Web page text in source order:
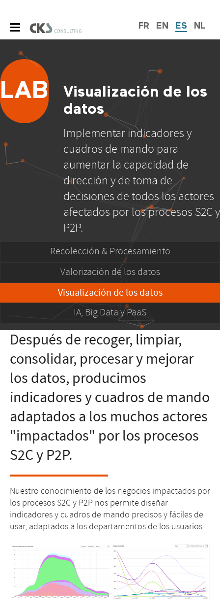
FR EN ES NL
LAB
Visualización de los
datos
Implementar indicadores y
cuadros de mando para
aumentar la capacidad de
dirección y de toma de
decisiones de todos los actores
afectados por los procesos S2C y
P2P.
Recolección & Procesamiento
Valorización de los datos
Visualización de los datos
IA, Big Data y PaaS
Después de recoger, limpiar,
consolidar, procesar y mejorar
los datos, producimos
indicadores y cuadros de mando
adaptados a los muchos actores
"impactados" por los procesos
S2C y P2P.
Nuestro conocimiento de los negocios impactados por
los procesos S2C y P2P nos permite diseñar
indicadores y cuadros de mando precisos y fáciles de
usar, adaptados a los departamentos de los usuarios.